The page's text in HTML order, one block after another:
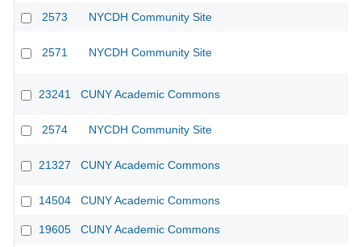
2573 NYCDH Community Site
2571 NYCDH Community Site
23241 CUNY Academic Commons
2574 NYCDH Community Site
21327 CUNY Academic Commons
14504 CUNY Academic Commons
19605 CUNY Academic Commons